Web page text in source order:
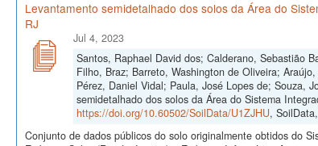
Levantamento semidetalhado dos solos da Área do
RJ
Jul 4, 2023
Santos, Raphael David dos; Calderano, Sebastião
Filho, Braz; Barreto, Washington de Oliveira;
Pérez, Daniel Vidal; Paula, José Lopes de; Souza,
semidetalhado dos solos da Área do Sistema
https://doi.org/10.60502/SoilData/U1ZJHU,
Conjunto de dados públicos do solo originalmente obtidos do